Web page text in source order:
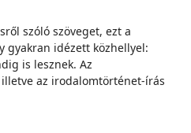
szóló szöveget, ezt a
gyakran idézett közhellyel:
is lesznek. Az
az irodalomtörténet-írás